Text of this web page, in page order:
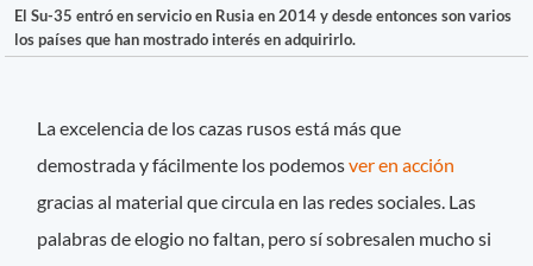
El Su-35 entró en servicio en Rusia en 2014 y desde entonces son varios
los países que han mostrado interés en adquirirlo.
La excelencia de los cazas rusos está más que
demostrada y fácilmente los podemosver en acción
gracias al material que circula en las redes sociales. Las
palabras de elogio no faltan, pero sí sobresalen mucho si